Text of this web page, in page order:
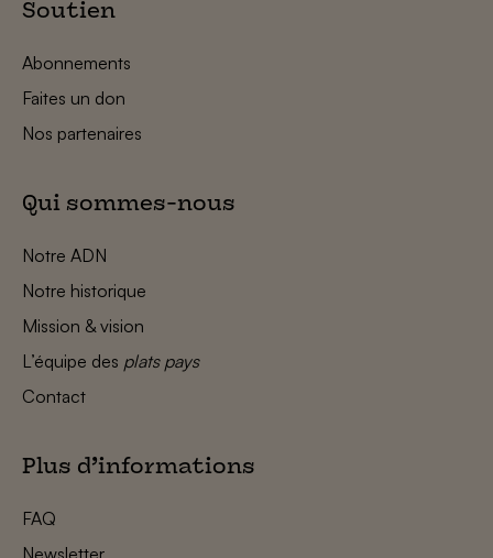
Soutien
Abonnements
Faites un don
Nos partenaires
Qui sommes-nous
Notre ADN
Notre historique
Mission & vision
L’équipe des plats pays
Contact
Plus d’informations
FAQ
Newsletter